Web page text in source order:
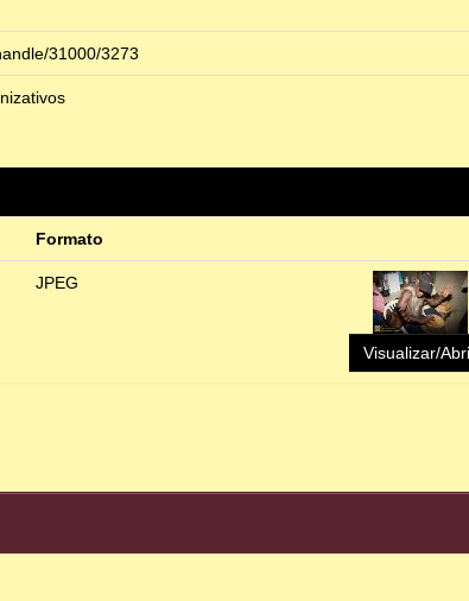
31000/3273
Formato
JPEG
Visualizar/